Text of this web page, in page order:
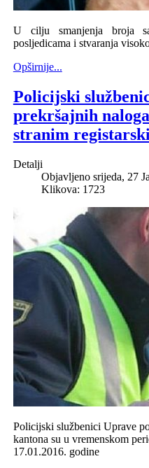
U cilju smanjenja broja
posljedicama i stvaranja
Opširnije...
Policijski
prekršajnih
stranim
Detalji
Objavljeno srijeda, 27
Klikova: 1723
Policijski službenici Uprave
kantona su u vremenskom
17.01.2016. godine